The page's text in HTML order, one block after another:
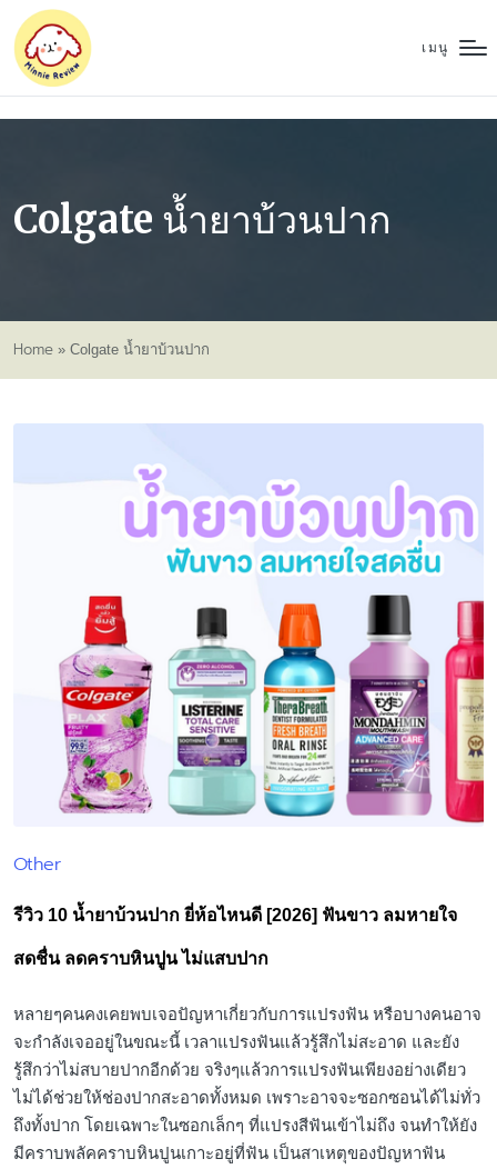
เมนู
Colgate น้ำยาบ้วนปาก
Home » Colgate น้ำยาบ้วนปาก
Posted
Other
รีวิว 10 น้ำยาบ้วนปาก ยี่ห้อไหนดี [2026] ฟันขาว ลมหายใจ
สดชื่น ลดคราบหินปูน ไม่แสบปาก
หลายๆคนคงเคยพบเจอปัญหาเกี่ยวกับการแปรงฟัน หรือบางคนอาจ
จะกำลังเจออยู่ในขณะนี้ เวลาแปรงฟันแล้วรู้สึกไม่สะอาด และยัง
รู้สึกว่าไม่สบายปากอีกด้วย จริงๆแล้วการแปรงฟันเพียงอย่างเดียว
ไม่ได้ช่วยให้ช่องปากสะอาดทั้งหมด เพราะอาจจะซอกซอนได้ไม่ทั่ว
ถึงทั้งปาก โดยเฉพาะในซอกเล็กๆ ที่แปรงสีฟันเข้าไม่ถึง จนทำให้ยัง
มีคราบพลัคคราบหินปูนเกาะอยู่ที่ฟัน เป็นสาเหตุของปัญหาฟัน